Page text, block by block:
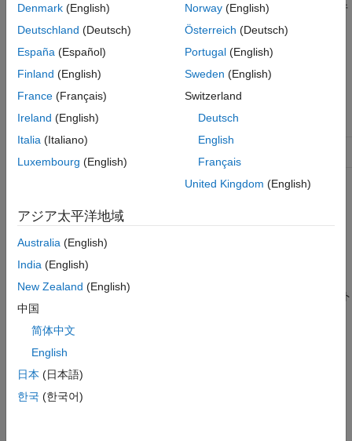
プロパティ
メソッド
例
バージョン履歴
テーブルを作成した後は、テーブルに行を追加し、各テーブル行
にエントリを追加できます。
mlreportgen.ppt.Table クラスはhandle クラスです。
クラス属性
HandleCompatible
クラスの属性
を参照してくださ
い。
作成
説明
= mlreportgen.ppt.Table
オブジェクト
を作成します。
tableObj
ィを
tableObj= mlreportgen.ppt.Table(
Denmark (English)
Deutschland (Deutsch)
España (Español)
Finland (English)
France (Français)
Ireland (English)
Italia (Italiano)
Luxembourg (English)
Norway(English)
Österreich (Deutsch)
Portugal(English)
Sweden (English)
Switzerland
Deutsch
English
Français
United Kingdom (English)
アジア太平洋地域
Australia (English)
India (English)
New Zealand (English)
中国
简体中文
English
日本 (日本語)
한국 (한국어)